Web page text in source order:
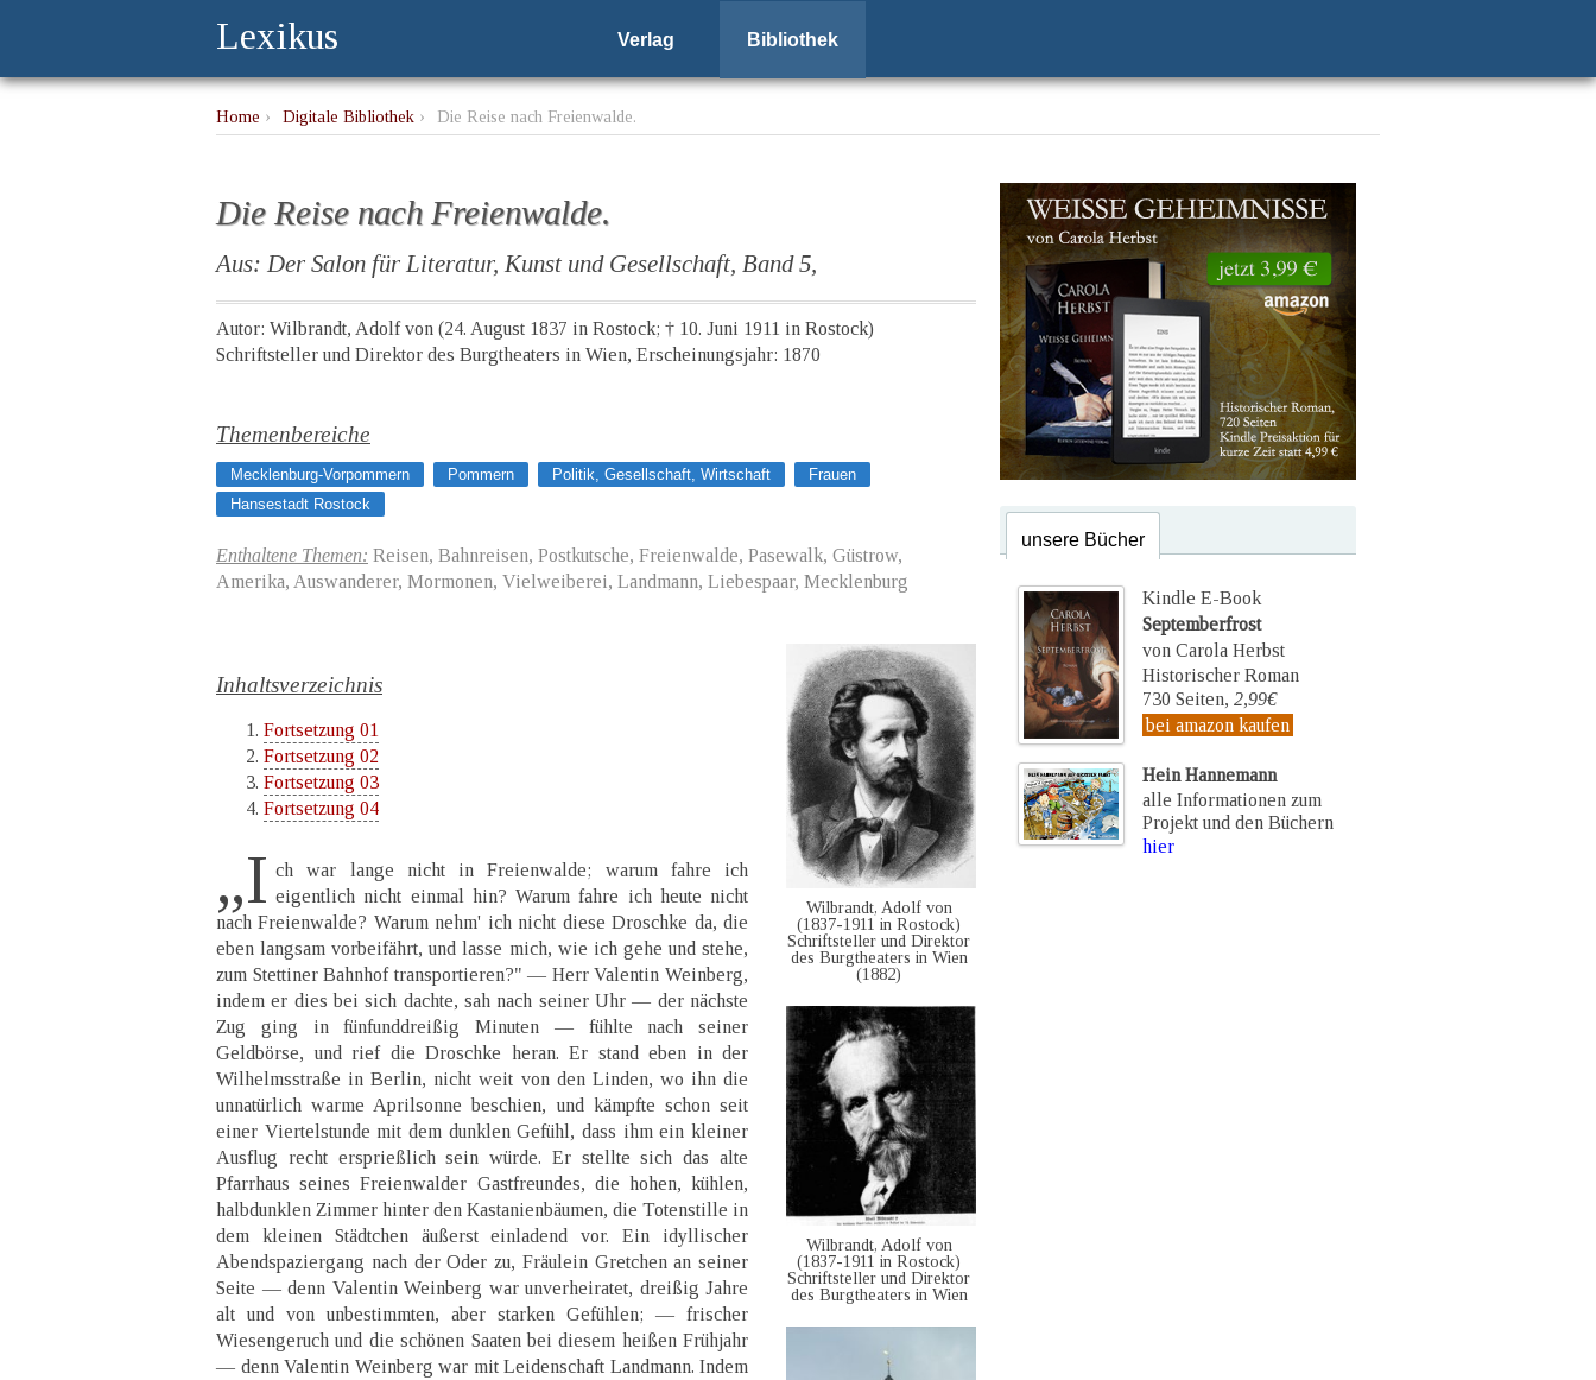
Lexikus Verlag Bibliothek
Home › Digitale Bibliothek › Die Reise nach Freienwalde.
Die Reise nach Freienwalde.
Aus: Der Salon für Literatur, Kunst und Gesellschaft, Band 5,
Autor: Wilbrandt, Adolf von (24. August 1837 in Rostock; † 10. Juni 1911 in Rostock)
Schriftsteller und Direktor des Burgtheaters in Wien, Erscheinungsjahr: 1870
Themenbereiche
Mecklenburg-Vorpommern Pommern Politik, Gesellschaft, Wirtschaft
Frauen
Hansestadt Rostock
Enthaltene Themen: Reisen, Bahnreisen, Postkutsche, Freienwalde, Pasewalk, Güstrow,
Amerika, Auswanderer, Mormonen, Vielweiberei, Landmann, Liebespaar, Mecklenburg
Inhaltsverzeichnis
Fortsetzung 01
Fortsetzung 02
Fortsetzung 03
Fortsetzung 04
„I ch war lange nicht in Freienwalde; warum fahre ich
eigentlich nicht einmal hin? Warum fahre ich heute nicht
nach Freienwalde? Warum nehm' ich nicht diese Droschke da, die
eben langsam vorbeifährt, und lasse mich, wie ich gehe und stehe,
zum Stettiner Bahnhof transportieren?" — Herr Valentin Weinberg,
indem er dies bei sich dachte, sah nach seiner Uhr — der nächste
Zug ging in fünfunddreißig Minuten — fühlte nach seiner
Geldbörse, und rief die Droschke heran. Er stand eben in der
Wilhelmsstraße in Berlin, nicht weit von den Linden, wo ihn die
unnatürlich warme Aprilsonne beschien, und kämpfte schon seit
einer Viertelstunde mit dem dunklen Gefühl, dass ihm ein kleiner
Ausflug recht ersprießlich sein würde. Er stellte sich das alte
Pfarrhaus seines Freienwalder Gastfreundes, die hohen, kühlen,
halbdunklen Zimmer hinter den Kastanienbäumen, die Totenstille in
dem kleinen Städtchen äußerst einladend vor. Ein idyllischer
Abendspaziergang nach der Oder zu, Fräulein Gretchen an seiner
Seite — denn Valentin Weinberg war unverheiratet, dreißig Jahre
alt und von unbestimmten, aber starken Gefühlen; — frischer
Wiesengeruch und die schönen Saaten bei diesem heißen Frühjahr
— denn Valentin Weinberg war mit Leidenschaft Landmann. Indem
Wilbrandt, Adolf von
(1837-1911 in Rostock)
Schriftsteller und Direktor
des Burgtheaters in Wien
(1882)
Wilbrandt, Adolf von
(1837-1911 in Rostock)
Schriftsteller und Direktor
des Burgtheaters in Wien
unsere Bücher
Kindle E-Book
Septemberfrost
von Carola Herbst
Historischer Roman
730 Seiten, 2,99€
bei amazon kaufen
Hein Hannemann
alle Informationen zum
Projekt und den Büchern
hier